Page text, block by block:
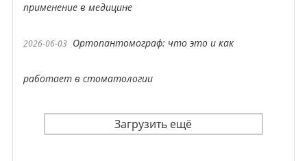
применение в медицине
2026-06-03 Ортопантомограф: что это и как
работает в стоматологии
Загрузить ещё